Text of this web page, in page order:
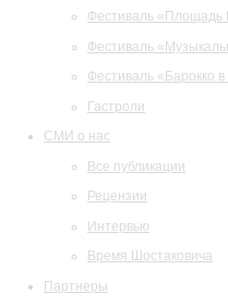
Фестиваль «Площадь
Фестиваль
Фестиваль «Барокко
Гастроли
СМИ о нас
Все публикации
Рецензии
Интервью
Время Шостаковича
Партнеры